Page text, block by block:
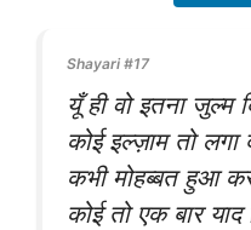
Shayari #17
यूँ ही वो इतना जुल्म
कोई इल्ज़ाम तो लगा
कभी मोहब्बत हुआ
कोई तो एक बार याद